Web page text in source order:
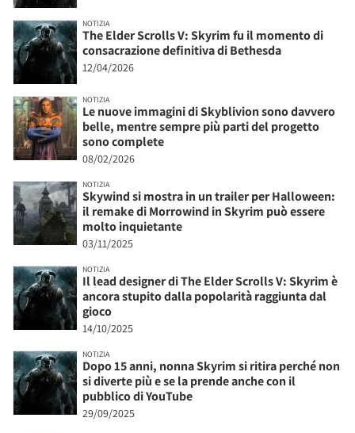
NOTIZIA
The Elder Scrolls V: Skyrim fu il momento di
consacrazione definitiva di Bethesda
12/04/2026
NOTIZIA
Le nuove immagini di Skyblivion sono davvero
belle, mentre sempre più parti del progetto
sono complete
08/02/2026
NOTIZIA
Skywind si mostra in un trailer per Halloween:
il remake di Morrowind in Skyrim può essere
molto inquietante
03/11/2025
NOTIZIA
Il lead designer di The Elder Scrolls V: Skyrim è
ancora stupito dalla popolarità raggiunta dal
gioco
14/10/2025
NOTIZIA
Dopo 15 anni, nonna Skyrim si ritira perché non
si diverte più e se la prende anche con il
pubblico di YouTube
29/09/2025